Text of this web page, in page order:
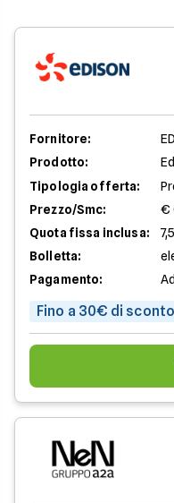
Fornitore:
Prodotto:
Tipologia offerta:
Prezzo/Smc:
€
Quota fissa inclusa:
Bolletta:
Pagamento:
Fino a 30€ di sconto